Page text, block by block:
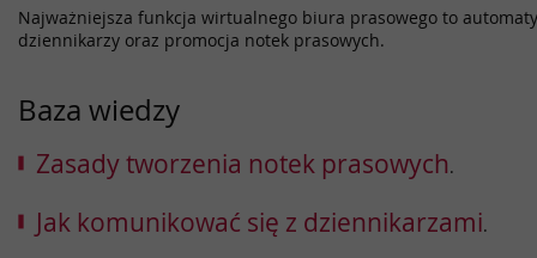
Najważniejsza funkcja wirtualnego biura prasowego to
dziennikarzy oraz promocja notek prasowych.
Baza wiedzy
Zasady tworzenia notek prasowych.
Jak komunikować się z dziennikarzami.